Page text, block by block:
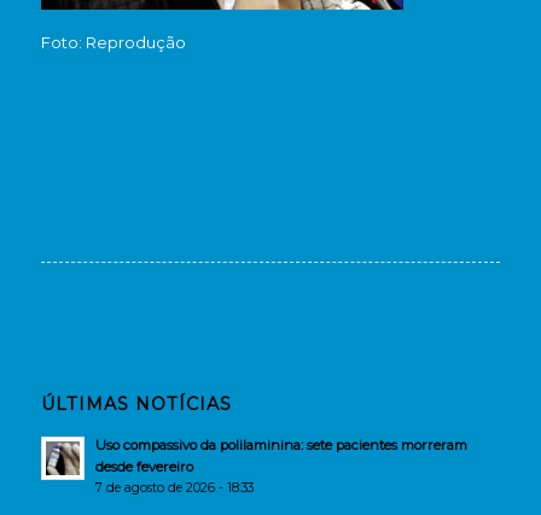
Foto: Reprodução
ÚLTIMAS NOTÍCIAS
Uso compassivo da polilaminina: sete pacientes morreram
desde fevereiro
7 de agosto de 2026 - 18:33